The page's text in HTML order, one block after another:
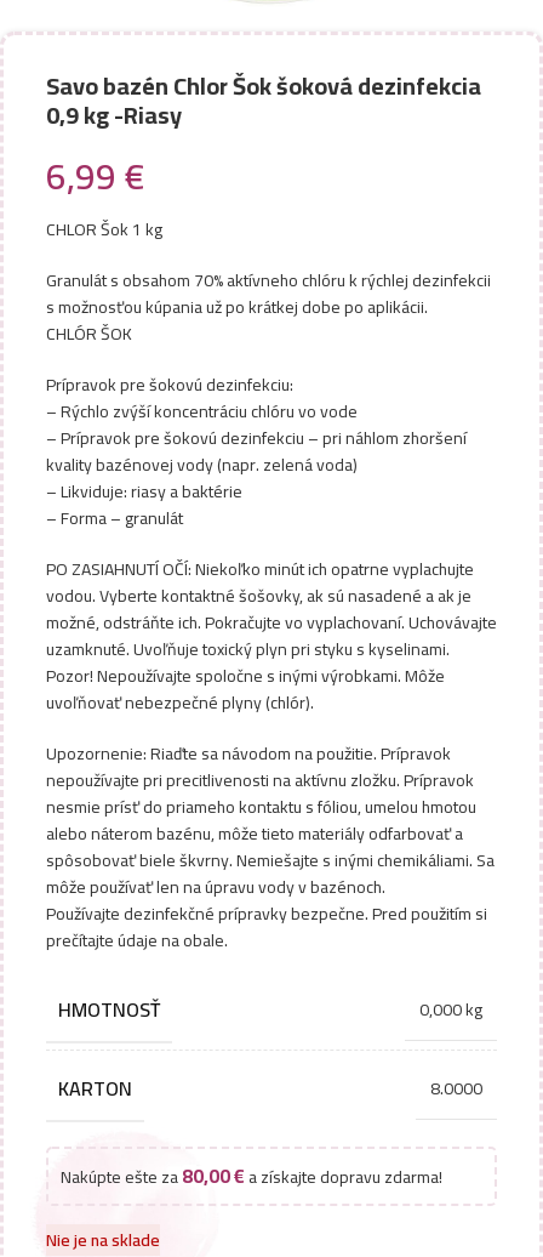
Savo bazén Chlor Šok šoková dezinfekcia
0,9 kg -Riasy
6,99€
CHLOR Šok 1 kg
Granulát s obsahom 70% aktívneho chlóru k rýchlej dezinfekcii
s možnosťou kúpania už po krátkej dobe po aplikácii.
CHLÓR ŠOK
Prípravok pre šokovú dezinfekciu:
– Rýchlo zvýší koncentráciu chlóru vo vode
– Prípravok pre šokovú dezinfekciu – pri náhlom zhoršení
kvality bazénovej vody (napr. zelená voda)
– Likviduje: riasy a baktérie
– Forma – granulát
PO ZASIAHNUTÍ OČÍ: Niekoľko minút ich opatrne vyplachujte
vodou. Vyberte kontaktné šošovky, ak sú nasadené a ak je
možné, odstráňte ich. Pokračujte vo vyplachovaní. Uchovávajte
uzamknuté. Uvoľňuje toxický plyn pri styku s kyselinami.
Pozor! Nepoužívajte spoločne s inými výrobkami. Môže
uvoľňovať nebezpečné plyny (chlór).
Upozornenie: Riaďte sa návodom na použitie. Prípravok
nepoužívajte pri precitlivenosti na aktívnu zložku. Prípravok
nesmie prísť do priameho kontaktu s fóliou, umelou hmotou
alebo náterom bazénu, môže tieto materiály odfarbovať a
spôsobovať biele škvrny. Nemiešajte s inými chemikáliami. Sa
môže používať len na úpravu vody v bazénoch.
Používajte dezinfekčné prípravky bezpečne. Pred použitím si
prečítajte údaje na obale.
HMOTNOSŤ 0,000 kg
KARTON 8.0000
Nakúpte ešte za80,00€a získajte dopravu zdarma!
Nie je na sklade